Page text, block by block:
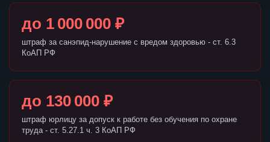
до 1 000 000 ₽
штраф за санэпид-нарушение с вредом здоровью - ст. 6.3
КоАП РФ
до 130 000 ₽
штраф юрлицу за допуск к работе без обучения по охране
труда - ст. 5.27.1 ч. 3 КоАП РФ